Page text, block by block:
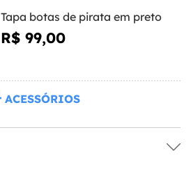
Tapa botas de pirata em preto
R$ 99,00
ACESSÓRIOS